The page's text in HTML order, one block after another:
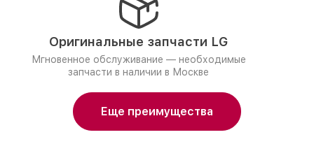
Оригинальные запчасти LG
Мгновенное обслуживание — необходимые
запчасти в наличии в Москве
Еще преимущества